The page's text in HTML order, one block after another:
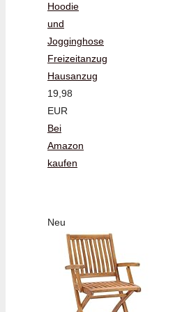
Hoodie
und
Jogginghose
Freizeitanzug
Hausanzug
19,98
EUR
Bei
Amazon
kaufen
Neu